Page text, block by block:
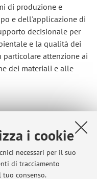
i cookie
necessari per il suo
di tracciamento
consenso.
di produzione e
e dell'applicazione di
decisionale per
e la qualità dei
attenzione ai
dei materiali e alle